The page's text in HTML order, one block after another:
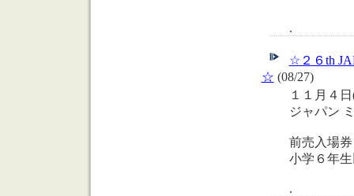
.
☆２６th
☆ (08/27)
１１月４
ジャパン
前売入場
小学６年
.